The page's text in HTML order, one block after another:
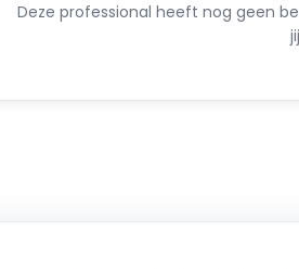
Deze professional heeft nog geen